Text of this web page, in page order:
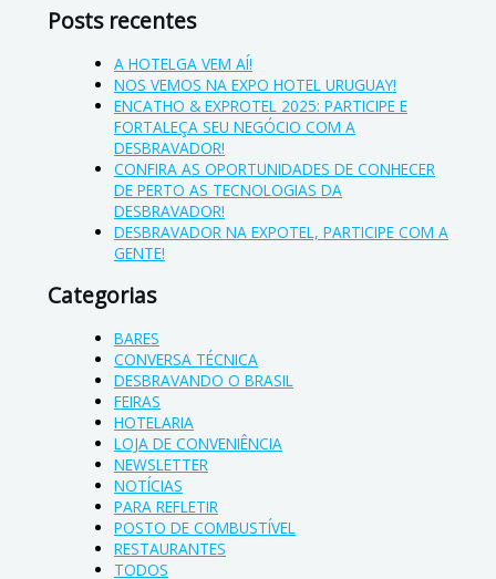
Posts recentes
A HOTELGA VEM AÍ!
NOS VEMOS NA EXPO HOTEL URUGUAY!
ENCATHO & EXPROTEL 2025: PARTICIPE E
FORTALEÇA SEU NEGÓCIO COM A
DESBRAVADOR!
CONFIRA AS OPORTUNIDADES DE CONHECER
DE PERTO AS TECNOLOGIAS DA
DESBRAVADOR!
DESBRAVADOR NA EXPOTEL, PARTICIPE COM A
GENTE!
Categorias
BARES
CONVERSA TÉCNICA
DESBRAVANDO O BRASIL
FEIRAS
HOTELARIA
LOJA DE CONVENIÊNCIA
NEWSLETTER
NOTÍCIAS
PARA REFLETIR
POSTO DE COMBUSTÍVEL
RESTAURANTES
TODOS